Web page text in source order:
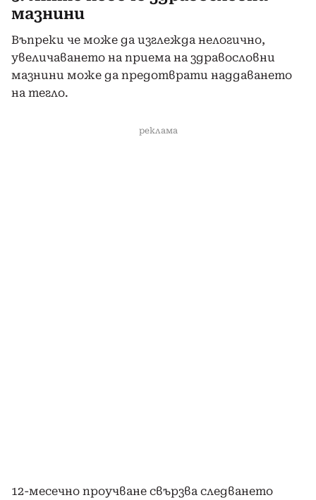
мазнини
Въпреки че може да изглежда нелогично,
увеличаването на приема на здравословни
мазнини може да предотврати наддаването
на тегло.
реклама
12-месечно проучване свързва следването